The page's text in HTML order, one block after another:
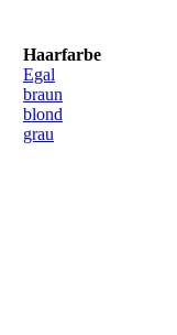
Haarfarbe
Egal
braun
blond
grau